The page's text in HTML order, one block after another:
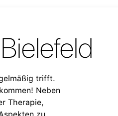
trifft.
Neben
Therapie,